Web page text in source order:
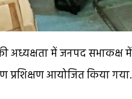
में जनपद सभाकक्ष में
प्रशिक्षण आयोजित किया गया.